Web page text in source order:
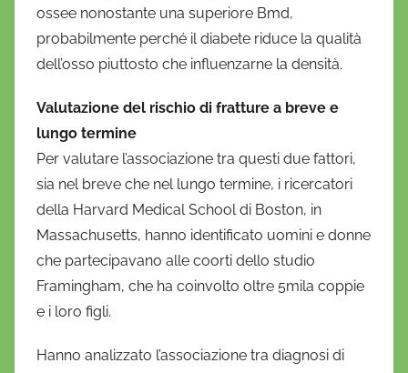
ossee nonostante una superiore Bmd,
probabilmente perché il diabete riduce la qualità
dell’osso piuttosto che influenzarne la densità.
Valutazione del rischio di fratture a breve e
lungo termine
Per valutare l’associazione tra questi due fattori,
sia nel breve che nel lungo termine, i ricercatori
della Harvard Medical School di Boston, in
Massachusetts, hanno identificato uomini e donne
che partecipavano alle coorti dello studio
Framingham, che ha coinvolto oltre 5mila coppie
e i loro figli.
Hanno analizzato l’associazione tra diagnosi di